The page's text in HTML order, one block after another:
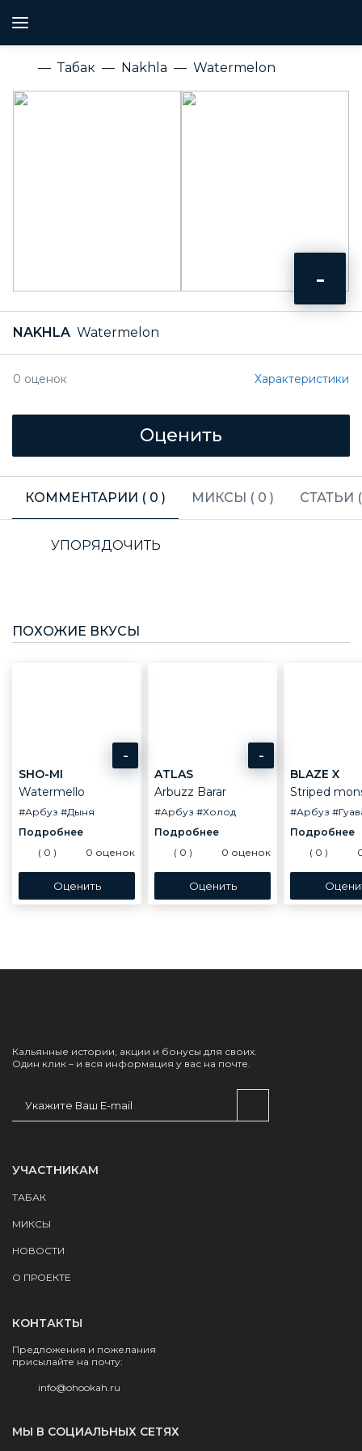
Табак Nakhla Watermelon
-
NAKHLA Watermelon
0 оценок Характеристики
КОММЕНТАРИИ ( 0 ) МИКСЫ ( 0 ) СТАТЬИ
УПОРЯДОЧИТЬ
ПОХОЖИЕ ВКУСЫ
-
SHO-MI
Watermello
#Арбуз #Дыня
( 0 ) 0 оценок
-
ATLAS
Arbuzz Barar
#Арбуз #Холод
( 0 ) 0 оценок
BLAZE X
Striped
#Арбуз
( 0 )
Кальянные истории, акции и бонусы для своих.
Один клик – и вся информация у вас на почте.
УЧАСТНИКАМ
ТАБАК
МИКСЫ
НОВОСТИ
О ПРОЕКТЕ
КОНТАКТЫ
Предложения и пожелания
присылайте на почту:
info@ohookah.ru
МЫ В СОЦИАЛЬНЫХ СЕТЯХ